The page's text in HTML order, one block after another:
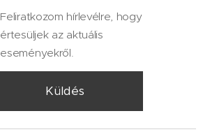
Feliratkozom hírlevélre, hogy
értesüljek az aktuális
eseményekről.
Küldés